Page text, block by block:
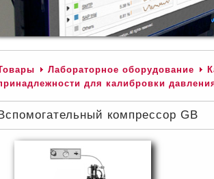
Лабораторное оборудование
для калибровки
компрессор GB